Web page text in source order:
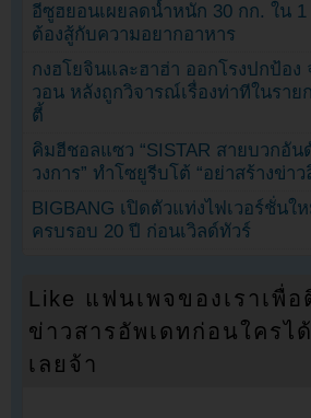
อีซูฮยอนเผยลดน้ำหนัก 30 กก. ใน
ต้องสู้กับความอยากอาหาร
กงฮโยจินและฮาฮ่า ออกโรงปกป้อง
วอน หลังถูกวิจารณ์เรื่องท่าทีในราย
ตี้
คิมฮีชอลแซว “SISTAR สายบวกอัน
วงการ” ทำโซยูรีบโต้ “อย่าสร้างข่าว
BIGBANG เปิดตัวแท่งไฟเวอร์ชั่นใ
ครบรอบ 20 ปี ก่อนเวิลด์ทัวร์
Like แฟนเพจของเราเพื่
ข่าวสารอัพเดทก่อนใครไ
เลยจ้า